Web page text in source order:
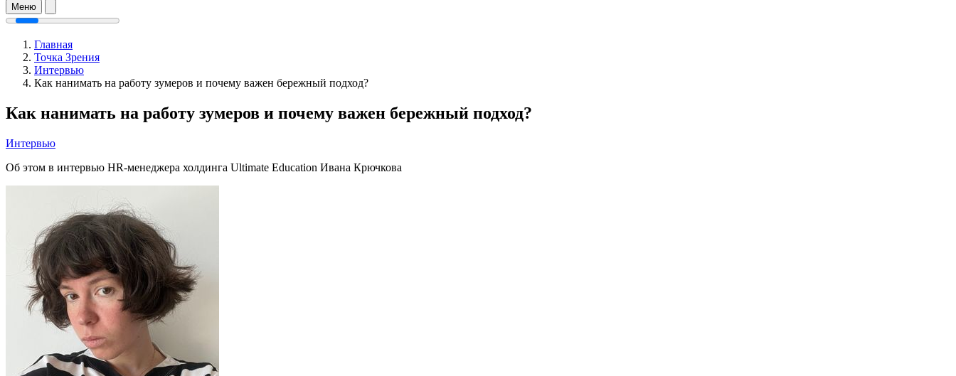
Меню
Главная
Точка Зрения
Интервью
Как нанимать на работу зумеров и почему важен бережный подход?
Как нанимать на работу зумеров и почему важен бережный подход?
Интервью
Об этом в интервью HR-менеджера холдинга Ultimate Education Ивана Крючкова